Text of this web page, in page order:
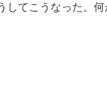
てこうなった。何